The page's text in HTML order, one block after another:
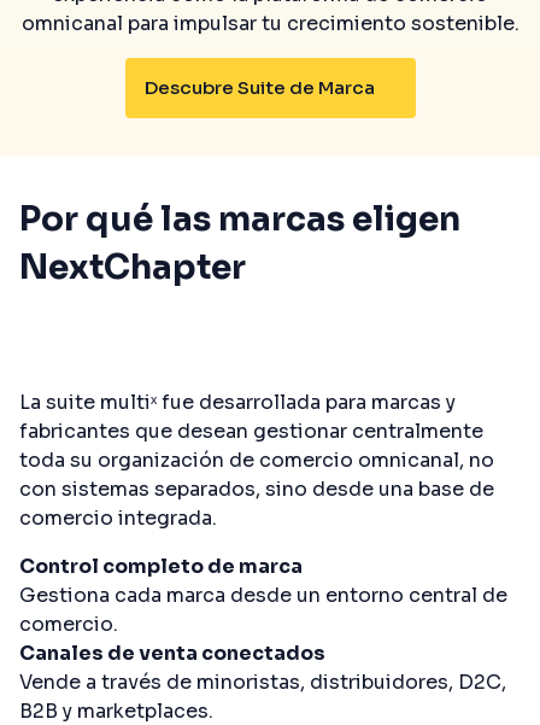
omnicanal para impulsar tu crecimiento sostenible.
Descubre Suite de Marca
Por qué las marcas eligen
NextChapter
La suite multiˣ fue desarrollada para marcas y
fabricantes que desean gestionar centralmente
toda su organización de comercio omnicanal, no
con sistemas separados, sino desde una base de
comercio integrada.
Control completo de marca
Gestiona cada marca desde un entorno central de
comercio.
Canales de venta conectados
Vende a través de minoristas, distribuidores, D2C,
B2B y marketplaces.